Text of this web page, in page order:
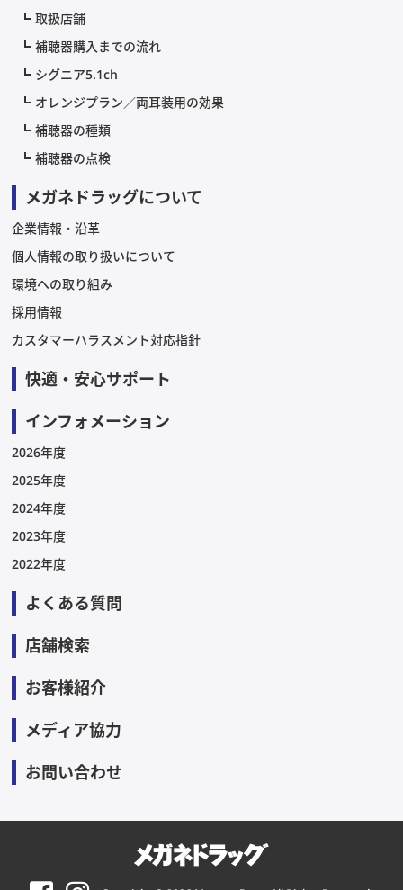
取扱店舗
補聴器購入までの流れ
シグニア5.1ch
オレンジプラン／両耳装用の効果
補聴器の種類
補聴器の点検
メガネドラッグについて
企業情報・沿革
個人情報の取り扱いについて
環境への取り組み
採用情報
カスタマーハラスメント対応指針
快適・安心サポート
インフォメーション
2026年度
2025年度
2024年度
2023年度
2022年度
よくある質問
店舗検索
お客様紹介
メディア協力
お問い合わせ